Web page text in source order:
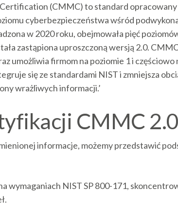
(CMMC) to standard
cyberbezpieczeństwa wśród
w 2020 roku, obejmowała pięć
zastąpiona uproszczoną wersją 2.0.
umożliwia firmom na poziomie 1 i
się ze standardami NIST i zmniejsza
wrażliwych informacji.’
CMMC 2.0
informacje, możemy przedstawić
wymaganiach NIST SP 800-171,